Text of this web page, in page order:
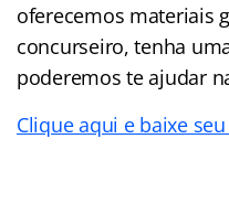
oferecemos materiais
concurseiro, tenha
poderemos te ajudar
Clique aqui e baixe